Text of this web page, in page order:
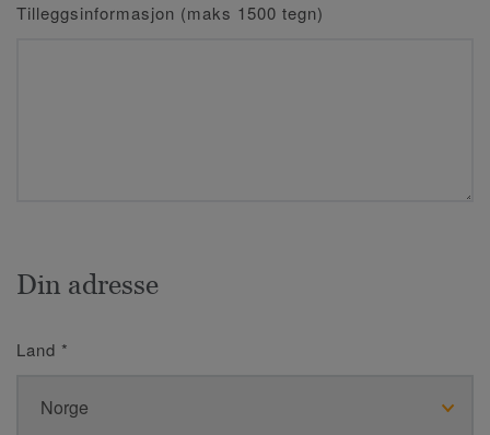
Tilleggsinformasjon (maks 1500 tegn)
Din adresse
Land *